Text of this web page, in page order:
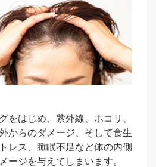
をはじめ、紫外線、ホコリ、
からのダメージ、そして食生
レス、睡眠不足など体の内側
ージを与えてしまいます。